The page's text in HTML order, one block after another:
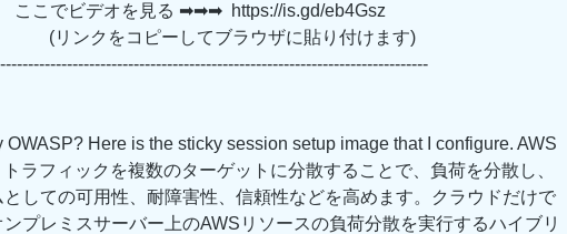
ここでビデオを見る ➡➡➡  https://is.gd/eb4Gsz
                          (リンクをコピーしてブラウザに貼り付けます)
OWASP? Here is the sticky session setup image that I configure. AWS
ラフィックを複数のターゲットに分散することで、負荷を分散し、
としての可用性、耐障害性、信頼性などを高めます。クラウドだけで
ンプレミスサーバー上のAWSリソースの負荷分散を実行するハイブリ